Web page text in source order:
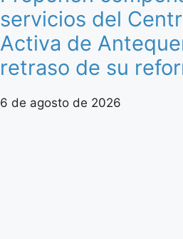
servicios del
Activa de
retraso de su
6 de agosto de 2026